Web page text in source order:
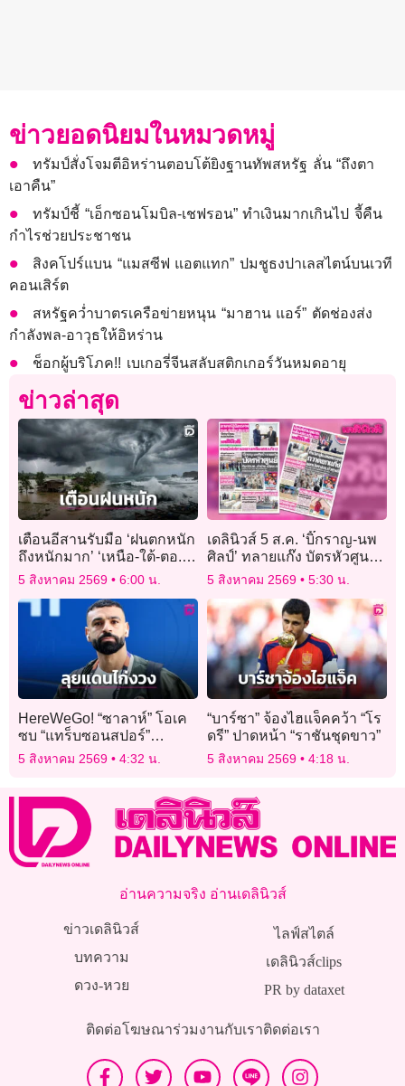
ข่าวยอดนิยมในหมวดหมู่
ทรัมป์สั่งโจมตีอิหร่านตอบโต้ยิงฐานทัพสหรัฐ ลั่น “ถึงตา
เอาคืน”
ทรัมป์ชี้ “เอ็กซอนโมบิล-เชฟรอน” ทำเงินมากเกินไป จี้คืน
กำไรช่วยประชาชน
สิงคโปร์แบน “แมสซีฟ แอตแทก” ปมชูธงปาเลสไตน์บนเวที
คอนเสิร์ต
สหรัฐคว่ำบาตรเครือข่ายหนุน “มาฮาน แอร์” ตัดช่องส่ง
กำลังพล-อาวุธให้อิหร่าน
ช็อกผู้บริโภค!! เบเกอรี่จีนสลับสติกเกอร์วันหมดอายุ
ข่าวล่าสุด
เตือนอีสานรับมือ ‘ฝนตกหนัก
ถึงหนักมาก’ ‘เหนือ-ใต้-ตอ.’
ตกหนักสะสม
5 สิงหาคม 2569 6:00 น.
เดลินิวส์ 5 ส.ค. ‘บิ๊กราญ-นพ
ศิลป์’ ทลายแก๊ง บัตรหัวศูนย์
จับ 17 จนท.-เจ้าบ้าน-เมียนมา
5 สิงหาคม 2569 5:30 น.
HereWeGo! “ซาลาห์” โอเค
ซบ “แทร็บซอนสปอร์”
เรียบร้อย
5 สิงหาคม 2569 4:32 น.
“บาร์ซา” จ้องไฮแจ็คคว้า “โร
ดรี” ปาดหน้า “ราชันชุดขาว”
5 สิงหาคม 2569 4:18 น.
อ่านความจริง อ่านเดลินิวส์
ข่าวเดลินิวส์
บทความ
ดวง-หวย
ไลฟ์สไตล์
เดลินิวส์clips
PR by dataxet
ติดต่อโฆษณาร่วมงานกับเราติดต่อเรา